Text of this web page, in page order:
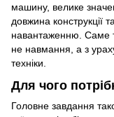
машину, велике
довжина конструкції
навантаженню. Саме
не навмання, а з
техніки.
Для чого
Головне завдання